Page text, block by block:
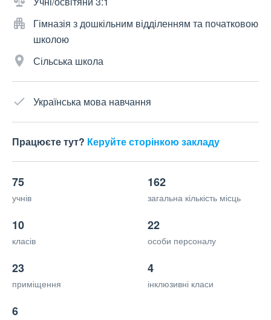
Гімназія з дошкільним відділенням та початковою
школою
Сільська школа
Українська мова навчання
Працюєте тут? Керуйте сторінкою закладу
75
учнів
162
загальна кількість місць
10
класів
22
особи персоналу
23
приміщення
4
інклюзивні класи
6